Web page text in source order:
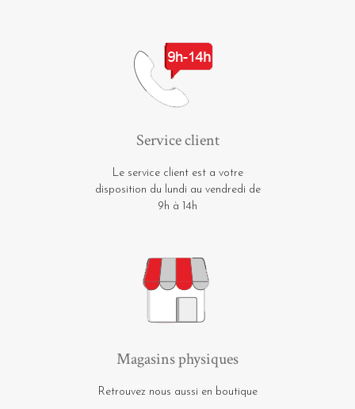
Service client
Le service client est a votre
disposition du lundi au vendredi de
9h à 14h
Magasins physiques
Retrouvez nous aussi en boutique